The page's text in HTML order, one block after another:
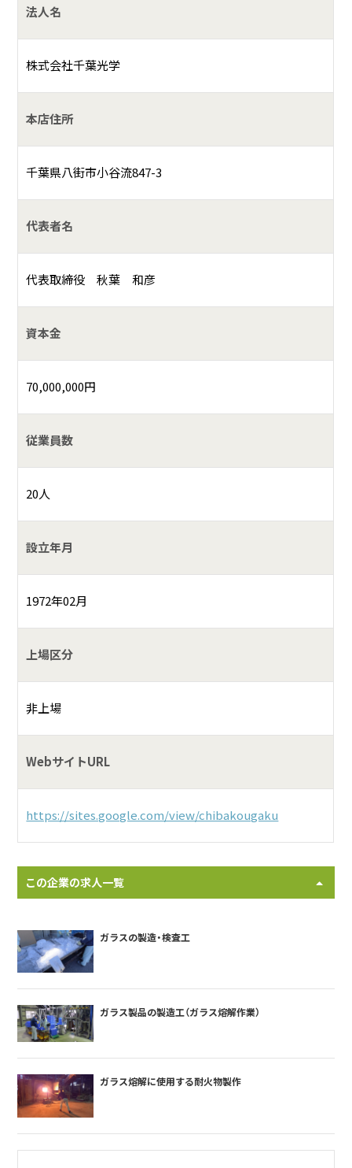
法人名
株式会社千葉光学
本店住所
千葉県八街市小谷流847-3
代表者名
代表取締役 秋葉 和彦
資本金
70,000,000円
従業員数
20人
設立年月
1972年02月
上場区分
非上場
WebサイトURL
https://sites.google.com/view/chibakougaku
この企業の求人一覧
ガラスの製造・検査工
ガラス製品の製造工（ガラス熔解作業）
ガラス熔解に使用する耐火物製作